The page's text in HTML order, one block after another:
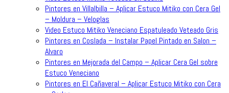
Pintores en Villalbilla – Aplicar Estuco Mitiko con Cera Gel
– Moldura – Veloglas
Video Estuco Mitiko Veneciano Espatuleado Veteado Gris
Pintores en Coslada – Instalar Papel Pintado en Salon –
Alvaro
Pintores en Mejorada del Campo – Aplicar Cera Gel sobre
Estuco Veneciano
Pintores en El Cañaveral – Aplicar Estuco Mitiko con Cera